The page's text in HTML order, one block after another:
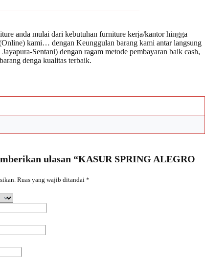
anda mulai dari kebutuhan furniture kerja/kantor hingga
kami… dengan Keunggulan barang kami antar langsung
Sentani) dengan ragam metode pembayaran baik cash,
denga kualitas terbaik.
ulasan “KASUR SPRING ALEGRO
Ruas yang wajib ditandai *